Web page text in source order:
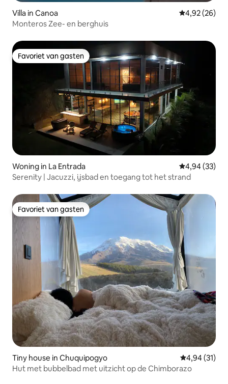
Villa in Canoa Gemiddelde
4,92 (26)
Monteros Zee- en berghuis
Favoriet van gasten
Favoriet van gasten
Woning in La Entrada Gemiddelde
4,94 (33)
Serenity | Jacuzzi, ijsbad en toegang tot het strand
Favoriet van gasten
Favoriet van gasten
Tiny house in Chuquipogyo Gemiddelde
4,94 (31)
Hut met bubbelbad met uitzicht op de Chimborazo